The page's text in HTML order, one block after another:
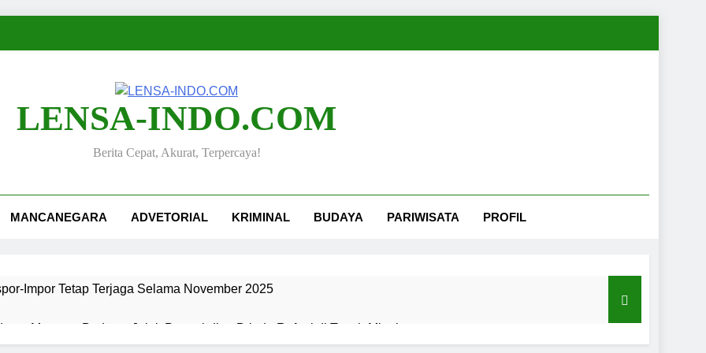
LENSA-INDO.COM
Berita Cepat, Akurat, Terpercaya!
MANCANEGARA ADVETORIAL KRIMINAL BUDAYA PARIWISATA PROFIL
Impor Tetap Terjaga Selama November 2025
Merawat Budaya: Jejak Pengabdian Bripda Rafael di Tanah Minahasa